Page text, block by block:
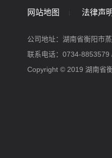
网站地图 法律声
公司地址：湖南省衡阳市
联系电话：0734-
Copyright © 2019 湖南省